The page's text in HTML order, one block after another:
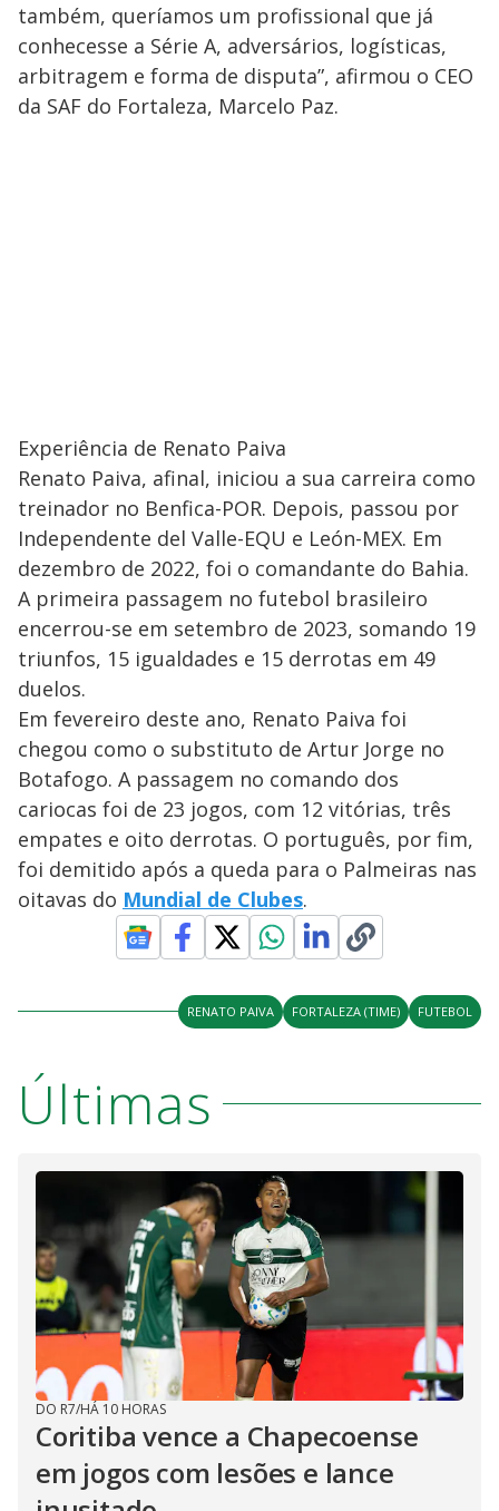
também, queríamos um profissional que já
conhecesse a Série A, adversários, logísticas,
arbitragem e forma de disputa”, afirmou o CEO
da SAF do Fortaleza, Marcelo Paz.
Experiência de Renato Paiva
Renato Paiva, afinal, iniciou a sua carreira como
treinador no Benfica-POR. Depois, passou por
Independente del Valle-EQU e León-MEX. Em
dezembro de 2022, foi o comandante do Bahia.
A primeira passagem no futebol brasileiro
encerrou-se em setembro de 2023, somando 19
triunfos, 15 igualdades e 15 derrotas em 49
duelos.
Em fevereiro deste ano, Renato Paiva foi
chegou como o substituto de Artur Jorge no
Botafogo. A passagem no comando dos
cariocas foi de 23 jogos, com 12 vitórias, três
empates e oito derrotas. O português, por fim,
foi demitido após a queda para o Palmeiras nas
oitavas do Mundial de Clubes.
RENATO PAIVA FORTALEZA (TIME) FUTEBOL
Últimas
DO R7/HÁ 10 HORAS
Coritiba vence a Chapecoense
em jogos com lesões e lance